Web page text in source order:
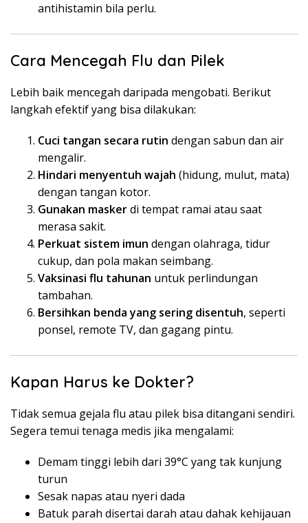
antihistamin bila perlu.
Cara Mencegah Flu dan Pilek
Lebih baik mencegah daripada mengobati. Berikut
langkah efektif yang bisa dilakukan:
Cuci tangan secara rutin dengan sabun dan air
mengalir.
Hindari menyentuh wajah (hidung, mulut, mata)
dengan tangan kotor.
Gunakan maskerdi tempat ramai atau saat
merasa sakit.
Perkuat sistem imun dengan olahraga, tidur
cukup, dan pola makan seimbang.
Vaksinasi flu tahunan untuk perlindungan
tambahan.
Bersihkan benda yang sering disentuh, seperti
ponsel, remote TV, dan gagang pintu.
Kapan Harus ke Dokter?
Tidak semua gejala flu atau pilek bisa ditangani sendiri.
Segera temui tenaga medis jika mengalami:
Demam tinggi lebih dari 39°C yang tak kunjung
turun
Sesak napas atau nyeri dada
Batuk parah disertai darah atau dahak kehijauan